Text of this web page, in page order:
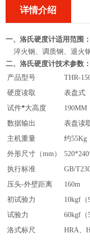
详情介绍
一、 洛氏硬度计适用范围
淬火钢、调质钢、退火
二、 洛氏硬度计技术参数
产品型号
THR-
硬度读取
表盘式
试件*大高度
190MM
数据输出
表盘读
主机重量
约55Kg
外形尺寸（mm）
执行标准
GB/
压头-外壁距离
160m
初试验力
10kgf（
试验力
60kgf
洛式标尺
HRA、